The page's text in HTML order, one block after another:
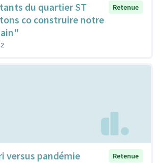
du quartier ST
co construire notre
Retenue
versus pandémie
Retenue